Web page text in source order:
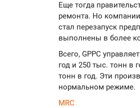
Еще тогда
ремонта. Но
стал перезапуск
выполнены в более
Всего, GPPC
год и 250 тыс. тонн в
тонн в год. Эти
нормальном режиме.
MRC